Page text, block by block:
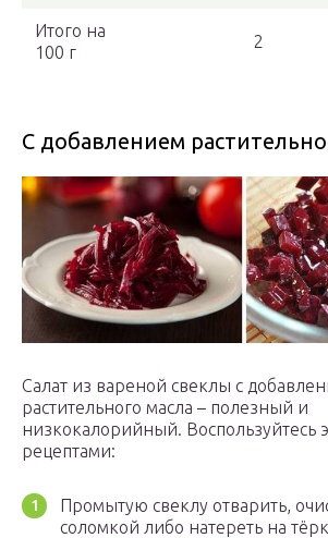
Итого на
100 г
2
С добавлением
Салат из вареной свеклы с
растительного масла – полезный и
низкокалорийный. Воспользуйтесь
рецептами:
Промытую свеклу отварить,
соломкой либо натереть на